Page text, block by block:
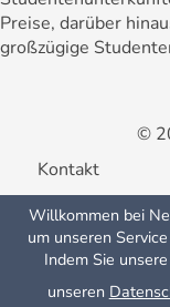
Preise, darüber
großzügige
Willkommen bei
um unseren
Indem Sie
unseren
©
Kontakt
FAQ